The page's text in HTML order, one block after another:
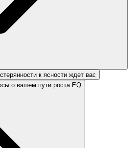
к ясности ждет вас
о вашем пути роста EQ